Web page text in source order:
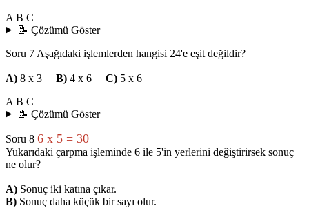
A B C
📝 Çözümü Göster
Soru 7 Aşağıdaki işlemlerden hangisi 24'e eşit değildir?
A) 8 x 3 B) 4 x 6 C) 5 x 6
A B C
📝 Çözümü Göster
Soru 8 6 x 5 = 30
Yukarıdaki çarpma işleminde 6 ile 5'in yerlerini değiştirirsek sonuç
ne olur?
A) Sonuç iki katına çıkar.
B) Sonuç daha küçük bir sayı olur.